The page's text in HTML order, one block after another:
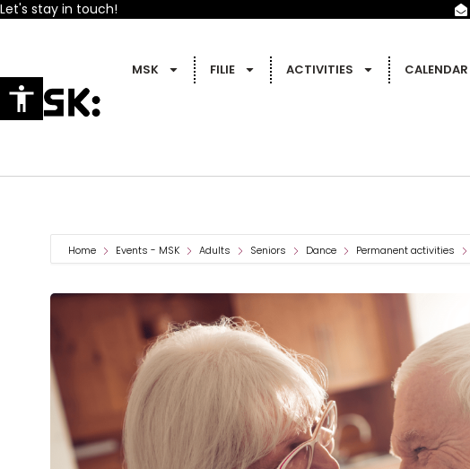
Let's stay in touch!
MSK FILIE ACTIVITIES CALENDAR
Home Events - MSK Adults Seniors Dance Permanent activities